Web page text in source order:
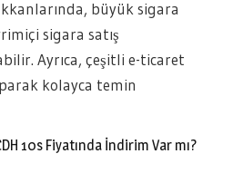
büyük sigara
sigara satış
Ayrıca, çeşitli e-ticaret
kolayca temin
10s Fiyatında İndirim Var mı?